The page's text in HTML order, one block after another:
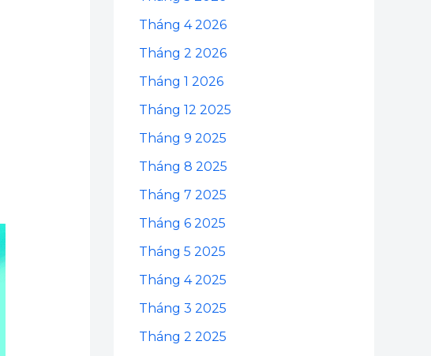
Tháng 4 2026
Tháng 2 2026
Tháng 1 2026
Tháng 12 2025
Tháng 9 2025
Tháng 8 2025
Tháng 7 2025
Tháng 6 2025
Tháng 5 2025
Tháng 4 2025
Tháng 3 2025
Tháng 2 2025